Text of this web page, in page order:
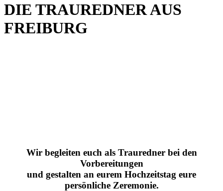
DIE TRAUREDNER AUS
FREIBURG
Wir begleiten euch als Trauredner bei den
Vorbereitungen
und gestalten an eurem Hochzeitstag eure
persönliche Zeremonie.